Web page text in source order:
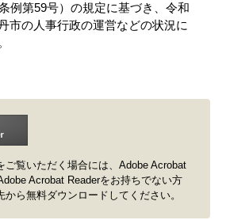
例第59号）の規定に基づき、令和
市の人事行政の運営などの状況に
ご覧いただく場合には、Adobe Acrobat
Acrobat Readerをお持ちでない方
ら無料ダウンロードしてください。